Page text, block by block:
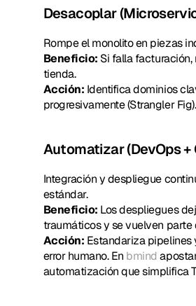
Desacoplar
Rompe el monolito en piezas
Beneficio: Si falla facturación,
tienda.
Acción: Identifica dominios
progresivamente (Strangler Fig).
Automatizar (DevOps +
Integración y despliegue
estándar.
Beneficio: Los despliegues
traumáticos y se vuelven parte
Acción: Estandariza pipelines
error humano. En bmind
automatización que simplifica